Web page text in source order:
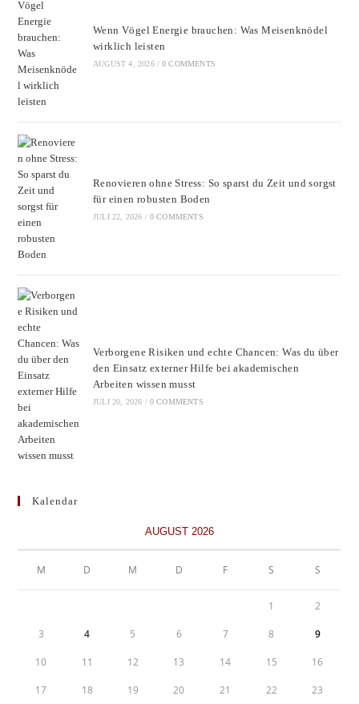
Wenn Vögel Energie brauchen: Was Meisenknödel
wirklich leisten
AUGUST 4, 2026 / 0 COMMENTS
Renovieren ohne Stress: So sparst du Zeit und sorgst
für einen robusten Boden
JULI 22, 2026 / 0 COMMENTS
Verborgene Risiken und echte Chancen: Was du über
den Einsatz externer Hilfe bei akademischen
Arbeiten wissen musst
JULI 20, 2026 / 0 COMMENTS
Kalendar
AUGUST 2026
M D M D F S S
1 2
3 4 5 6 7 8 9
10 11 12 13 14 15 16
17 18 19 20 21 22 23